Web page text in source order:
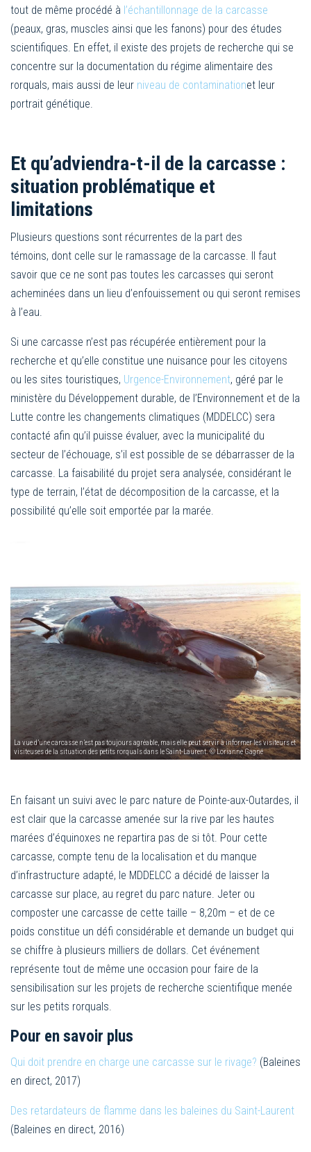
tout de même procédé à l’échantillonnage de la carcasse
(peaux, gras, muscles ainsi que les fanons) pour des études
scientifiques. En effet, il existe des projets de recherche qui se
concentre sur la documentation du régime alimentaire des
rorquals, mais aussi de leur niveau de contaminationet leur
portrait génétique.
Et qu’adviendra-t-il de la carcasse :
situation problématique et
limitations
Plusieurs questions sont récurrentes de la part des
témoins, dont celle sur le ramassage de la carcasse. Il faut
savoir que ce ne sont pas toutes les carcasses qui seront
acheminées dans un lieu d’enfouissement ou qui seront remises
à l’eau.
Si une carcasse n’est pas récupérée entièrement pour la
recherche et qu’elle constitue une nuisance pour les citoyens
ou les sites touristiques, Urgence-Environnement, géré par le
ministère du Développement durable, de l’Environnement et de la
Lutte contre les changements climatiques (MDDELCC) sera
contacté afin qu’il puisse évaluer, avec la municipalité du
secteur de l’échouage, s’il est possible de se débarrasser de la
carcasse. La faisabilité du projet sera analysée, considérant le
type de terrain, l’état de décomposition de la carcasse, et la
possibilité qu’elle soit emportée par la marée.
La vue d’une carcasse n’est pas toujours agréable, mais elle peut servir à informer les visiteurs et
visiteuses de la situation des petits rorquals dans le Saint-Laurent. © Lorianne Gagné
En faisant un suivi avec le parc nature de Pointe-aux-Outardes, il
est clair que la carcasse amenée sur la rive par les hautes
marées d’équinoxes ne repartira pas de si tôt. Pour cette
carcasse, compte tenu de la localisation et du manque
d’infrastructure adapté, le MDDELCC a décidé de laisser la
carcasse sur place, au regret du parc nature. Jeter ou
composter une carcasse de cette taille – 8,20m – et de ce
poids constitue un défi considérable et demande un budget qui
se chiffre à plusieurs milliers de dollars. Cet événement
représente tout de même une occasion pour faire de la
sensibilisation sur les projets de recherche scientifique menée
sur les petits rorquals.
Pour en savoir plus
Qui doit prendre en charge une carcasse sur le rivage? (Baleines
en direct, 2017)
Des retardateurs de flamme dans les baleines du Saint-Laurent
(Baleines en direct, 2016)